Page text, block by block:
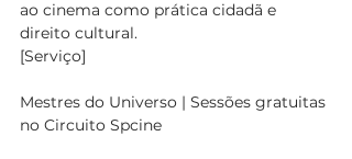
ao cinema como prática cidadã e
direito cultural.
[Serviço]
Mestres do Universo | Sessões gratuitas
no Circuito Spcine